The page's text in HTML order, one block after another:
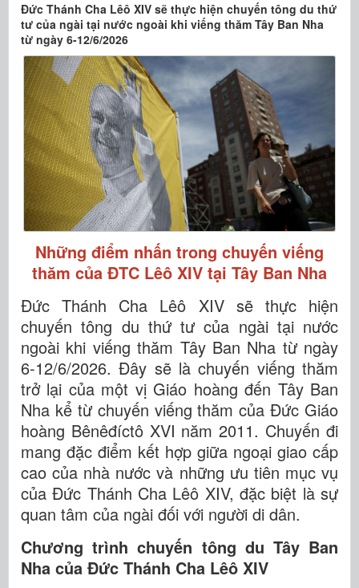
Đức Thánh Cha Lêô XIV sẽ thực hiện chuyến tông du thứ
tư của ngài tại nước ngoài khi viếng thăm Tây Ban Nha
từ ngày 6-12/6/2026
Những điểm nhấn trong chuyến viếng
thăm của ĐTC Lêô XIV tại Tây Ban Nha
Đức Thánh Cha Lêô XIV sẽ thực hiện
chuyến tông du thứ tư của ngài tại nước
ngoài khi viếng thăm Tây Ban Nha từ ngày
6-12/6/2026. Đây sẽ là chuyến viếng thăm
trở lại của một vị Giáo hoàng đến Tây Ban
Nha kể từ chuyến viếng thăm của Đức Giáo
hoàng Bênêđíctô XVI năm 2011. Chuyến đi
mang đặc điểm kết hợp giữa ngoại giao cấp
cao của nhà nước và những ưu tiên mục vụ
của Đức Thánh Cha Lêô XIV, đặc biệt là sự
quan tâm của ngài đối với người di dân.
Chương trình chuyến tông du Tây Ban
Nha của Đức Thánh Cha Lêô XIV